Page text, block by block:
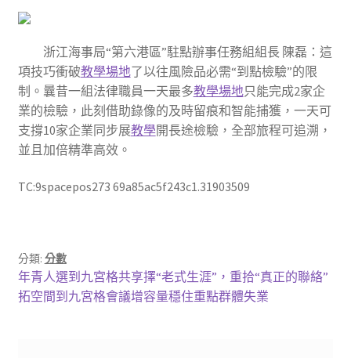
浙江海事局“第六港區”駐點辦事任務組組長 陳磊：這
項技巧衝破教學場地了以往風險品必需“到點檢驗”的限
制。曩昔一組法律職員一天最多教學場地只能完成2家企
業的檢驗，此刻借助錄像的及時留痕和智能捕獲，一天可
支撐10家企業同步展教學開長途檢驗，全部旅程可追溯，
並且加倍精準高效。
TC:9spacepos273 69a85ac5f243c1.31903509
分類: 分數
文
章
上
一
年青人選到九宮格共享擇“老式生涯”，重拾“真正的聯絡”
下
拓空間到九宮格會議增容量穩住重點群體失業